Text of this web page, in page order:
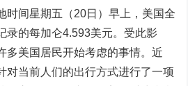
时间星期五（20日）早上，美国全
录的每加仑4.593美元。受此影
多美国居民开始考虑的事情。近
对当前人们的出行方式进行了一项